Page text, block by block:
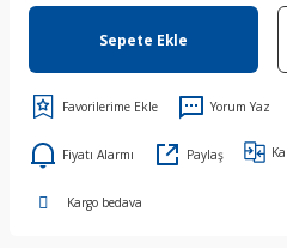
Sepete Ekle
Yorum Yaz
Fiyatı Alarmı Paylaş
Kargo bedava